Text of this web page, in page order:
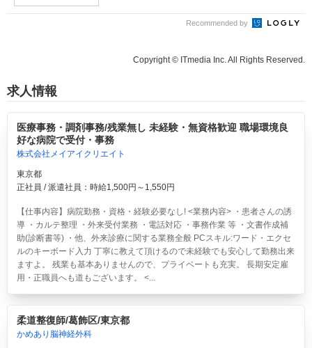
Recommended by
Copyright © ITmedia Inc. All Rights Reserved.
求人情報
医療事務・調剤事務/残業無し 未経験・無資格歓迎 職場環境良
好な病院で受付・事務
株式会社メイアイクリエイト
東京都
正社員 / 派遣社員：時給1,500円～1,550円
【仕事内容】病院勤務・資格・経験必要なし! <業務内容> ・患者さんの誘
導 ・カルテ整理 ・外来受付業務 ・電話対応 ・事務作業 等 ・文書作成補
助(診断書等) ・他、外来診療に関する業務全般 PCスキル:ワード・エクセ
ルのキーボード入力 丁寧に教えて頂けるので未経験でも安心して勤務出来
ますよ。 残業も基本ありませんので、プライベートも充実。 長期安定雇
用・正職員へも道もございます。 <...
柔道整復師/葛飾区/東京都
かめあり脳神経外科